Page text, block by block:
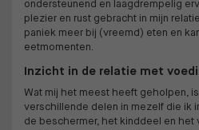
ondersteunend en laagdrempelig
plezier en rust gebracht in mijn
paniek meer bij (vreemd) eten en
eetmomenten.
Inzicht in de relatie met
Wat mij het meest heeft geholpen,
verschillende delen in mezelf die ik
de beschermer, het kinddeel en het